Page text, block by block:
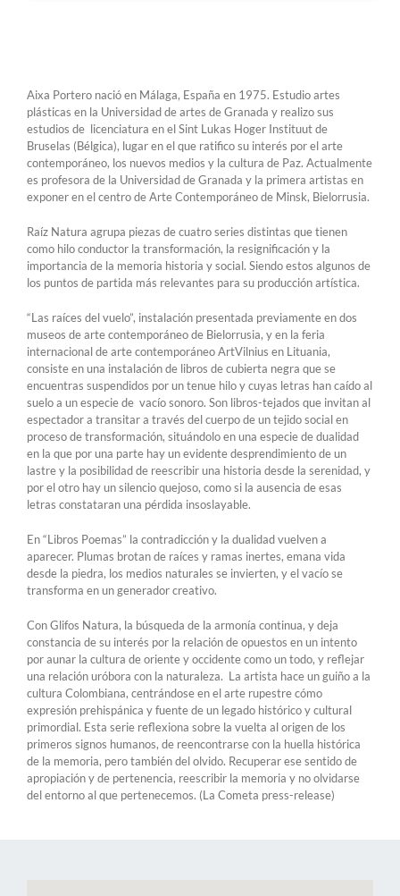
Aixa Portero nació en Málaga, España en 1975. Estudio artes
plásticas en la Universidad de artes de Granada y realizo sus
estudios de licenciatura en el Sint Lukas Hoger Instituut de
Bruselas (Bélgica), lugar en el que ratifico su interés por el arte
contemporáneo, los nuevos medios y la cultura de Paz. Actualmente
es profesora de la Universidad de Granada y la primera artistas en
exponer en el centro de Arte Contemporáneo de Minsk, Bielorrusia.
Raíz Natura agrupa piezas de cuatro series distintas que tienen
como hilo conductor la transformación, la resignificación y la
importancia de la memoria historia y social. Siendo estos algunos de
los puntos de partida más relevantes para su producción artística.
“Las raíces del vuelo”, instalación presentada previamente en dos
museos de arte contemporáneo de Bielorrusia, y en la feria
internacional de arte contemporáneo ArtVilnius en Lituania,
consiste en una instalación de libros de cubierta negra que se
encuentras suspendidos por un tenue hilo y cuyas letras han caído al
suelo a un especie de vacío sonoro. Son libros-tejados que invitan al
espectador a transitar a través del cuerpo de un tejido social en
proceso de transformación, situándolo en una especie de dualidad
en la que por una parte hay un evidente desprendimiento de un
lastre y la posibilidad de reescribir una historia desde la serenidad, y
por el otro hay un silencio quejoso, como si la ausencia de esas
letras constataran una pérdida insoslayable.
En “Libros Poemas” la contradicción y la dualidad vuelven a
aparecer. Plumas brotan de raíces y ramas inertes, emana vida
desde la piedra, los medios naturales se invierten, y el vacío se
transforma en un generador creativo.
Con Glifos Natura, la búsqueda de la armonía continua, y deja
constancia de su interés por la relación de opuestos en un intento
por aunar la cultura de oriente y occidente como un todo, y reflejar
una relación uróbora con la naturaleza. La artista hace un guiño a la
cultura Colombiana, centrándose en el arte rupestre cómo
expresión prehispánica y fuente de un legado histórico y cultural
primordial. Esta serie reflexiona sobre la vuelta al origen de los
primeros signos humanos, de reencontrarse con la huella histórica
de la memoria, pero también del olvido. Recuperar ese sentido de
apropiación y de pertenencia, reescribir la memoria y no olvidarse
del entorno al que pertenecemos. (La Cometa press-release)